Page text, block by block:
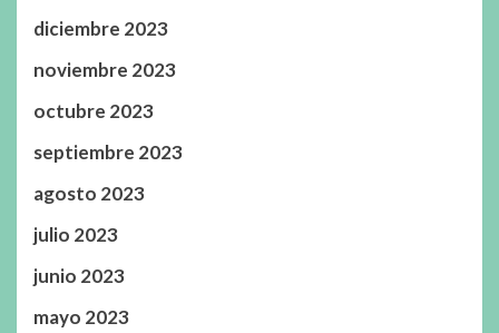
diciembre 2023
noviembre 2023
octubre 2023
septiembre 2023
agosto 2023
julio 2023
junio 2023
mayo 2023